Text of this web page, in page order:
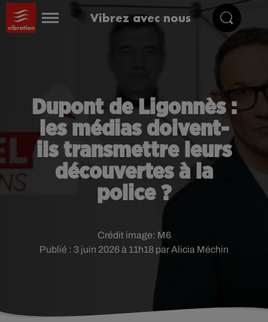
Vibrez avec nous
Dupont de Ligonnès :
les médias doivent-
ils transmettre leurs
découvertes à la
police ?
Publié : 3 juin 2026 à 11h18 par Alicia Méchin
Crédit image: M6